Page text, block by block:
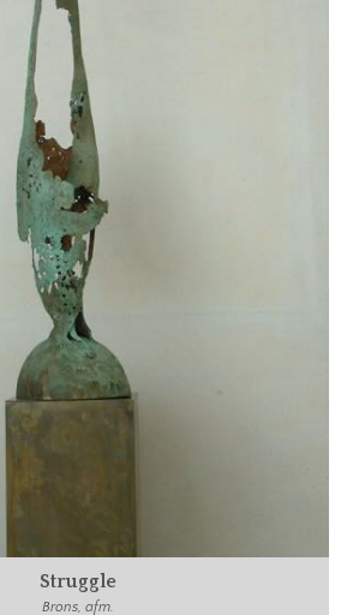
Struggle
Brons, afm.